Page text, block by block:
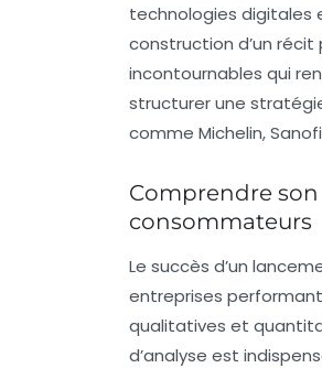
technologies digitales
construction d’un
incontournables qui
structurer une
comme Michelin,
Comprendre
consommateurs
Le succès d’un
entreprises
qualitatives et
d’analyse est